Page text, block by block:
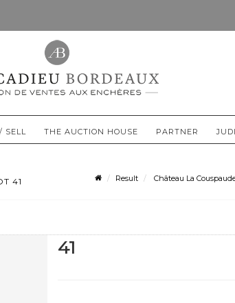
SELL THE AUCTION HOUSE PARTNER
41 Result Château La
41